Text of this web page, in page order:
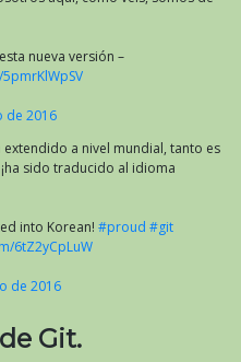
nueva versión –
de 2016
extendido a nivel mundial, tanto es
sido traducido al idioma
into Korean! #proud #git
6tZ2yCpLuW
de 2016
Git.